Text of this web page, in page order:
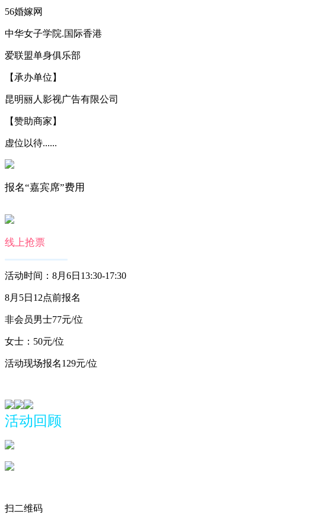
56婚嫁网
中华女子学院.国际香港
爱联盟单身俱乐部
【承办单位】
昆明丽人影视广告有限公司
【赞助商家】
虚位以待......
报名“嘉宾席”费用
线上抢票
活动时间：8月6日13:30-17:30
8月5日12点前报名
非会员男士77元/位
女士：50元/位
活动现场报名129元/位
活动回顾
扫二维码